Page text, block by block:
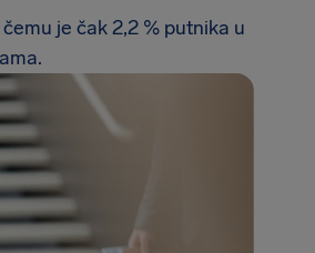
čemu je čak 2,2 % putnika u